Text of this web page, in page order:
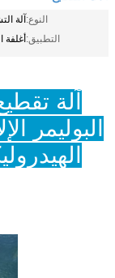
النوع:آلة
التطبيق:أغلفة
آلة
البوليمر